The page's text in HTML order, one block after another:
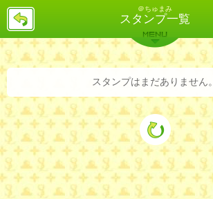
＠ちゅまみ
スタンプ一覧
戻
バックナンバー 詳細検索 ランキング
MENU
スタンプはまだありません。